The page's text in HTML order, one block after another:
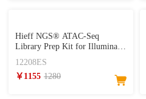
Hieff NGS® ATAC-Seq
Library Prep Kit for Illumina®
ATAC建库试剂盒
12208ES
￥1155 1280